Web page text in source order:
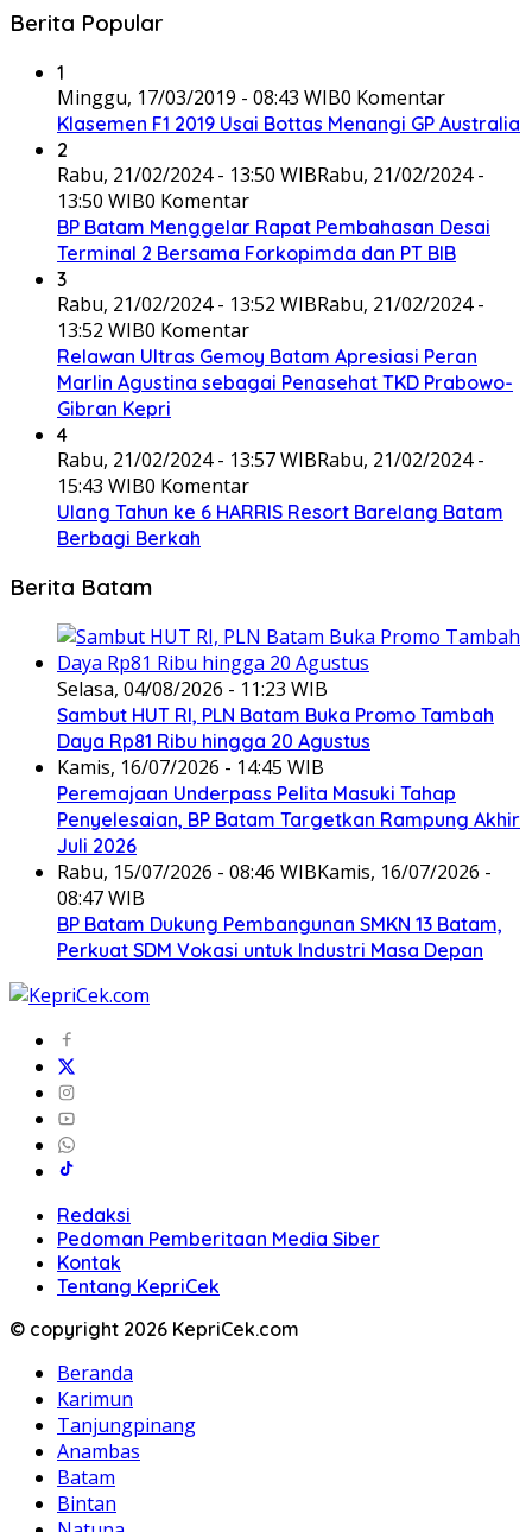
Berita Popular
1
Minggu, 17/03/2019 - 08:43 WIB0 Komentar
Klasemen F1 2019 Usai Bottas Menangi GP Australia
2
Rabu, 21/02/2024 - 13:50 WIBRabu, 21/02/2024 -
13:50 WIB0 Komentar
BP Batam Menggelar Rapat Pembahasan Desai
Terminal 2 Bersama Forkopimda dan PT BIB
3
Rabu, 21/02/2024 - 13:52 WIBRabu, 21/02/2024 -
13:52 WIB0 Komentar
Relawan Ultras Gemoy Batam Apresiasi Peran
Marlin Agustina sebagai Penasehat TKD Prabowo-
Gibran Kepri
4
Rabu, 21/02/2024 - 13:57 WIBRabu, 21/02/2024 -
15:43 WIB0 Komentar
Ulang Tahun ke 6 HARRIS Resort Barelang Batam
Berbagi Berkah
Berita Batam
Selasa, 04/08/2026 - 11:23 WIB
Sambut HUT RI, PLN Batam Buka Promo Tambah
Daya Rp81 Ribu hingga 20 Agustus
Kamis, 16/07/2026 - 14:45 WIB
Peremajaan Underpass Pelita Masuki Tahap
Penyelesaian, BP Batam Targetkan Rampung Akhir
Juli 2026
Rabu, 15/07/2026 - 08:46 WIBKamis, 16/07/2026 -
08:47 WIB
BP Batam Dukung Pembangunan SMKN 13 Batam,
Perkuat SDM Vokasi untuk Industri Masa Depan
Redaksi
Pedoman Pemberitaan Media Siber
Kontak
Tentang KepriCek
© copyright 2026 KepriCek.com
Beranda
Karimun
Tanjungpinang
Anambas
Batam
Bintan